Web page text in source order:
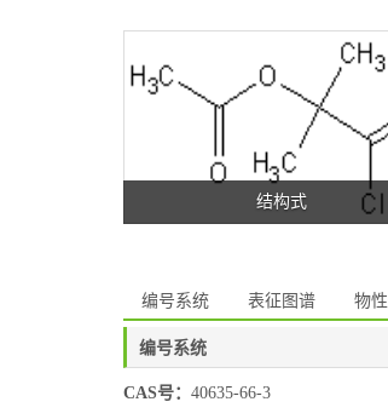
结构式
编号系统 表征图谱 物
编号系统
CAS号： 40635-66-3